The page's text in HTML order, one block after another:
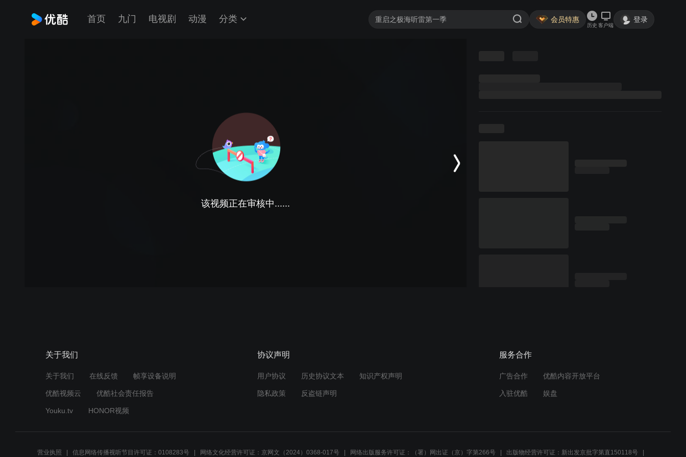
首页 九门 电视剧 动漫 分类 会员特惠
历史 客户端
登录
该视频正在审核中......
关于我们
关于我们 在线反馈 帧享设备说明
优酷视频云 优酷社会责任报告
Youku.tv HONOR视频
协议声明
用户协议 历史协议文本 知识产权声明
隐私政策 反盗链声明
服务合作
广告合作 优酷内容开放平台
入驻优酷 娱盘
营业执照 信息网络传播视听节目许可证：0108283号 网络文化经营许可证：京网文（2024）0368-017号 网络出版服务许可证：（署）网出证（京）字第266号 出版物经营许可证：新出发京批字第直150118号